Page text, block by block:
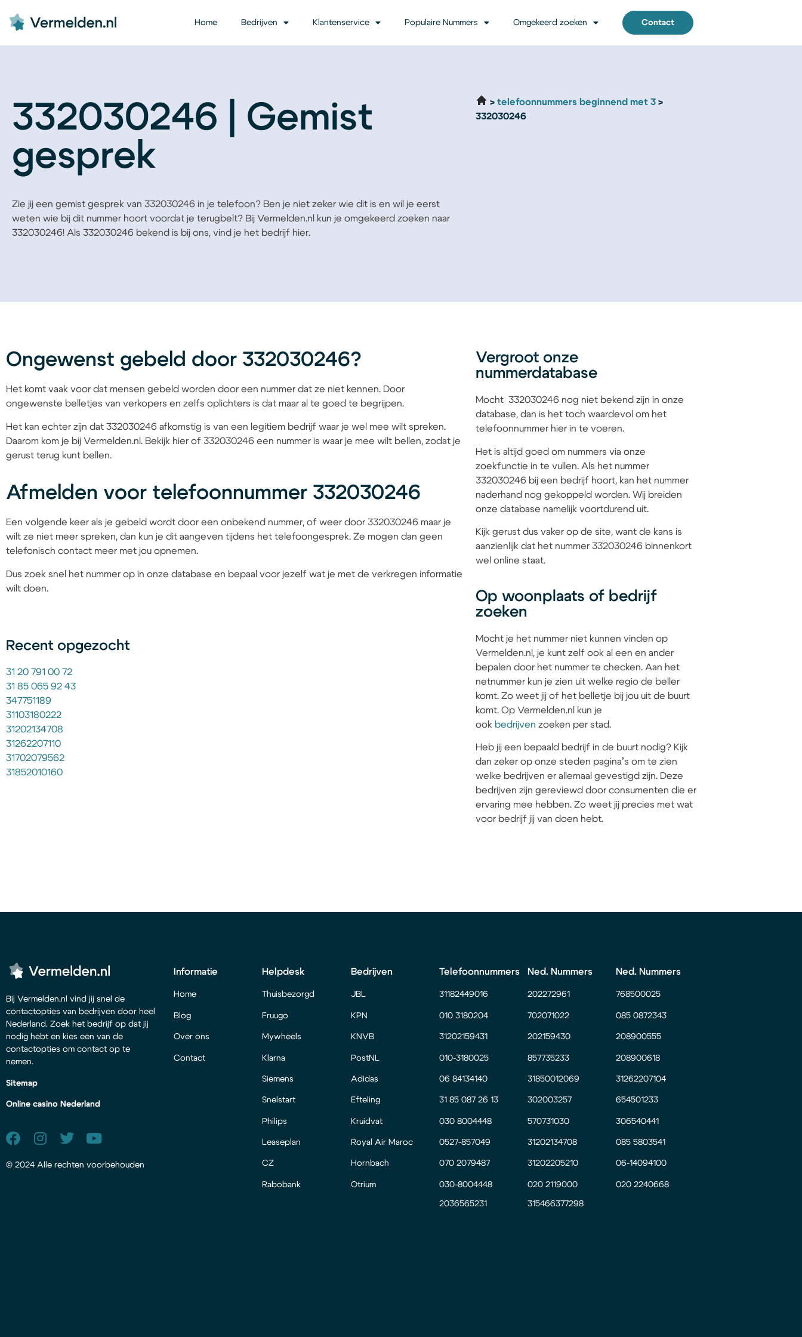
Home Bedrijven Klantenservice Populaire Nummers Omgekeerd zoeken Contact
332030246 | Gemist
gesprek
Zie jij een gemist gesprek van 332030246 in je telefoon? Ben je niet zeker wie dit is en wil je eerst
weten wie bij dit nummer hoort voordat je terugbelt? Bij Vermelden.nl kun je omgekeerd zoeken naar
332030246! Als 332030246 bekend is bij ons, vind je het bedrijf hier.
telefoonnummers beginnend met 3
332030246
Ongewenst gebeld door 332030246?
Het komt vaak voor dat mensen gebeld worden door een nummer dat ze niet kennen. Door
ongewenste belletjes van verkopers en zelfs oplichters is dat maar al te goed te begrijpen.
Het kan echter zijn dat 332030246 afkomstig is van een legitiem bedrijf waar je wel mee wilt spreken.
Daarom kom je bij Vermelden.nl. Bekijk hier of 332030246 een nummer is waar je mee wilt bellen, zodat je
gerust terug kunt bellen.
Afmelden voor telefoonnummer 332030246
Een volgende keer als je gebeld wordt door een onbekend nummer, of weer door 332030246 maar je
wilt ze niet meer spreken, dan kun je dit aangeven tijdens het telefoongesprek. Ze mogen dan geen
telefonisch contact meer met jou opnemen.
Dus zoek snel het nummer op in onze database en bepaal voor jezelf wat je met de verkregen informatie
wilt doen.
Recent opgezocht
31 20 791 00 72
31 85 065 92 43
347751189
31103180222
31202134708
31262207110
31702079562
31852010160
Vergroot onze
nummerdatabase
Mocht 332030246 nog niet bekend zijn in onze
database, dan is het toch waardevol om het
telefoonnummer hier in te voeren.
Het is altijd goed om nummers via onze
zoekfunctie in te vullen. Als het nummer
332030246 bij een bedrijf hoort, kan het nummer
naderhand nog gekoppeld worden. Wij breiden
onze database namelijk voortdurend uit.
Kijk gerust dus vaker op de site, want de kans is
aanzienlijk dat het nummer 332030246 binnenkort
wel online staat.
Op woonplaats of bedrijf
zoeken
Mocht je het nummer niet kunnen vinden op
Vermelden.nl, je kunt zelf ook al een en ander
bepalen door het nummer te checken. Aan het
netnummer kun je zien uit welke regio de beller
komt. Zo weet jij of het belletje bij jou uit de buurt
komt. Op Vermelden.nl kun je
ook bedrijven zoeken per stad.
Heb jij een bepaald bedrijf in de buurt nodig? Kijk
dan zeker op onze steden pagina’s om te zien
welke bedrijven er allemaal gevestigd zijn. Deze
bedrijven zijn gereviewd door consumenten die er
ervaring mee hebben. Zo weet jij precies met wat
voor bedrijf jij van doen hebt.
Bij Vermelden.nl vind jij snel de
contactopties van bedrijven door heel
Nederland. Zoek het bedrijf op dat jij
nodig hebt en kies een van de
contactopties om contact op te
nemen.
Sitemap
Online casino Nederland
© 2024 Alle rechten voorbehouden
Informatie
Home
Blog
Over ons
Contact
Helpdesk
Thuisbezorgd
Fruugo
Mywheels
Klarna
Siemens
Snelstart
Philips
Leaseplan
CZ
Rabobank
Bedrijven
JBL
KPN
KNVB
PostNL
Adidas
Efteling
Kruidvat
Royal Air Maroc
Hornbach
Otrium
Telefoonnummers
31182449016
010 3180204
31202159431
010-3180025
06 84134140
31 85 087 26 13
030 8004448
0527-857049
070 2079487
030-8004448
2036565231
Ned. Nummers
202272961
702071022
202159430
857735233
31850012069
302003257
570731030
31202134708
31202205210
020 2119000
315466377298
Ned. Nummers
768500025
085 0872343
208900555
208900618
31262207104
654501233
306540441
085 5803541
06-14094100
020 2240668